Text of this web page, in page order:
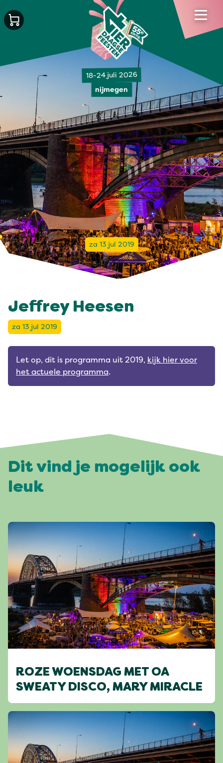
18-24 juli 2026
nijmegen
za 13 jul 2019
Jeffrey Heesen
za 13 jul 2019
Let op, dit is programma uit 2019, kijk hier voor
het actuele programma.
Dit vind je mogelijk ook
leuk
ROZE WOENSDAG MET OA
SWEATY DISCO, MARY MIRACLE